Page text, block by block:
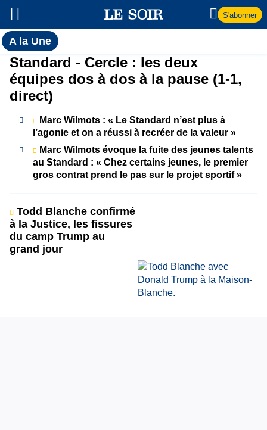
S'abonner
A la UneToutes
l'actualité
du Soir
A
la
Une
Standard - Cercle : les deux
équipes dos à dos à la pause (1-1,
direct)
Marc Wilmots : « Le Standard n’est plus à
l’agonie et on a réussi à recréer de la valeur »
Marc Wilmots évoque la fuite des jeunes talents
au Standard : « Chez certains jeunes, le premier
gros contrat prend le pas sur le projet sportif »
Todd Blanche confirmé
à la Justice, les fissures
du camp Trump au
grand jour